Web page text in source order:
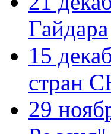
Гайдара
15
стран
29